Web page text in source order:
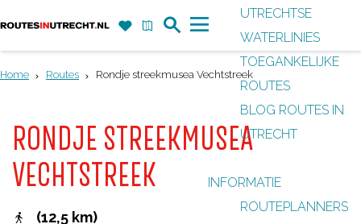
F
a
v
i
e
a
a
o
e
M
e
UTRECHTSE
WATERLINIES
TOEGANKELIJKE
ROUTES
BLOG ROUTES IN
UTRECHT
INFORMATIE
ROUTEPLANNERS
Home Routes Rondje streekmusea Vechtstreek
RONDJE STREEKMUSEA
VECHTSTREEK
(12,5 km)